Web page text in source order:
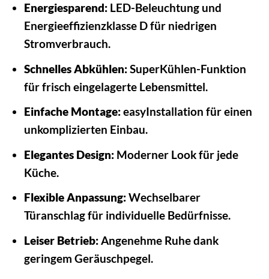
Energiesparend:LED-Beleuchtung und
Energieeffizienzklasse D für niedrigen
Stromverbrauch.
Schnelles Abkühlen:SuperKühlen-Funktion
für frisch eingelagerte Lebensmittel.
Einfache Montage:easyInstallation für einen
unkomplizierten Einbau.
Elegantes Design:Moderner Look für jede
Küche.
Flexible Anpassung:Wechselbarer
Türanschlag für individuelle Bedürfnisse.
Leiser Betrieb:Angenehme Ruhe dank
geringem Geräuschpegel.